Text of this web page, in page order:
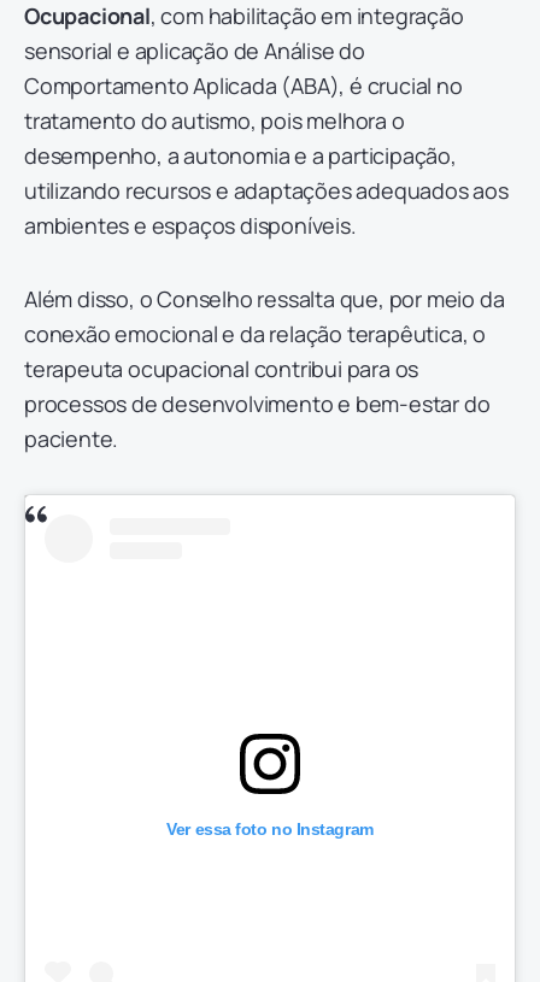
Ocupacional, com habilitação em integração
sensorial e aplicação de Análise do
Comportamento Aplicada (ABA), é crucial no
tratamento do autismo, pois melhora o
desempenho, a autonomia e a participação,
utilizando recursos e adaptações adequados aos
ambientes e espaços disponíveis.
Além disso, o Conselho ressalta que, por meio da
conexão emocional e da relação terapêutica, o
terapeuta ocupacional contribui para os
processos de desenvolvimento e bem-estar do
paciente.
Ver essa foto no Instagram